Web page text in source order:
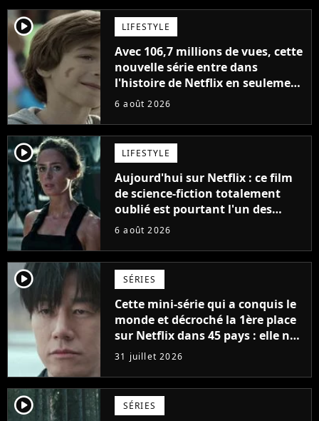
player2 LIFESTYLE
Avec 106,7 millions de vues, cette
nouvelle série entre dans
l'histoire de Netflix en seulement
48 jours
6 août 2026
player2 LIFESTYLE
Aujourd'hui sur Netflix : ce film
de science-fiction totalement
oublié est pourtant l'un des
meilleurs des années 2010
6 août 2026
player2 SÉRIES
Cette mini-série qui a conquis le
monde et décroché la 1ère place
sur Netflix dans 45 pays : elle ne
compte que 10 épisodes et c'est
un phénomène mondial
31 juillet 2026
player2 SÉRIES